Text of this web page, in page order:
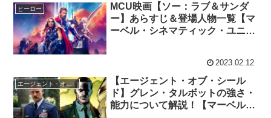
ヒーロー
MCU映画【ソー：ラブ＆サンダ
ー】あらすじ＆登場人物一覧【マ
ーベル・シネマティック・ユニバ
2023.02.12
エージェント・オブ・シールド
【エージェント・オブ・シール
ド】グレン・タルボットの強さ・
能力について解説！【マーベル原